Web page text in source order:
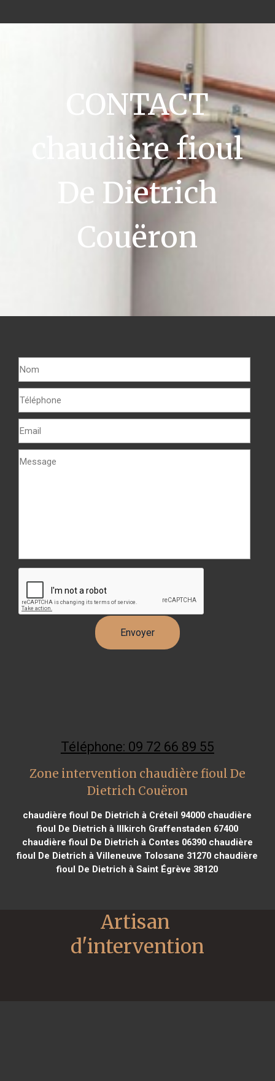
CONTACT
chaudière fioul
De Dietrich
Couëron
Téléphone: 09 72 66 89 55
Zone intervention chaudière fioul De
Dietrich Couëron
chaudière fioul De Dietrich à Créteil 94000 chaudière
fioul De Dietrich à Illkirch Graffenstaden 67400
chaudière fioul De Dietrich à Contes 06390chaudière
fioul De Dietrich à Villeneuve Tolosane 31270 chaudière
fioul De Dietrich à Saint Égrève 38120
Artisan
d'intervention